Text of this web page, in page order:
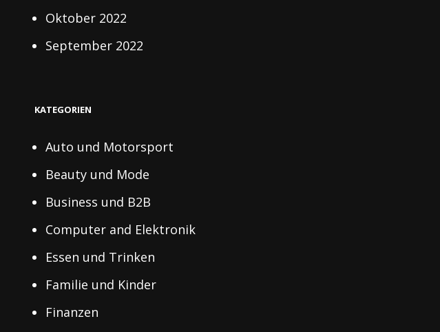
Oktober 2022
September 2022
KATEGORIEN
Auto und Motorsport
Beauty und Mode
Business und B2B
Computer and Elektronik
Essen und Trinken
Familie und Kinder
Finanzen